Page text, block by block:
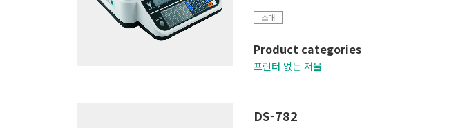
소매
Product categories
프린터 없는 저울
DS-782